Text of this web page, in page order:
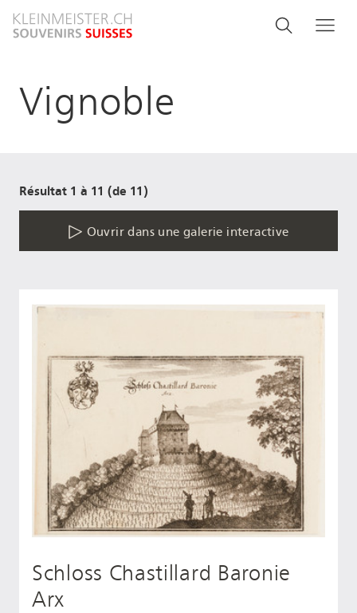
au
Search
Rechercher
Vignoble
Résultat 1 à 11 (de 11)
Ouvrir dans une galerie interactive
Schloss Chastillard Baronie
Arx